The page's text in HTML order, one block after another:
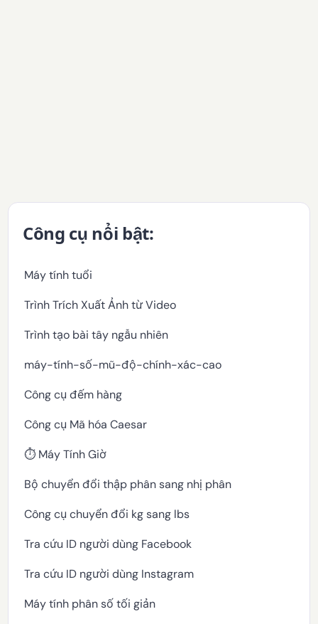
Công cụ nổi bật:
Máy tính tuổi
Trình Trích Xuất Ảnh từ Video
Trình tạo bài tây ngẫu nhiên
máy-tính-số-mũ-độ-chính-xác-cao
Công cụ đếm hàng
Công cụ Mã hóa Caesar
⏱️ Máy Tính Giờ
Bộ chuyển đổi thập phân sang nhị phân
Công cụ chuyển đổi kg sang lbs
Tra cứu ID người dùng Facebook
Tra cứu ID người dùng Instagram
Máy tính phân số tối giản